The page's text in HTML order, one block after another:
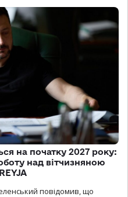
на початку 2027 року:
над вітчизняною
повідомив, що